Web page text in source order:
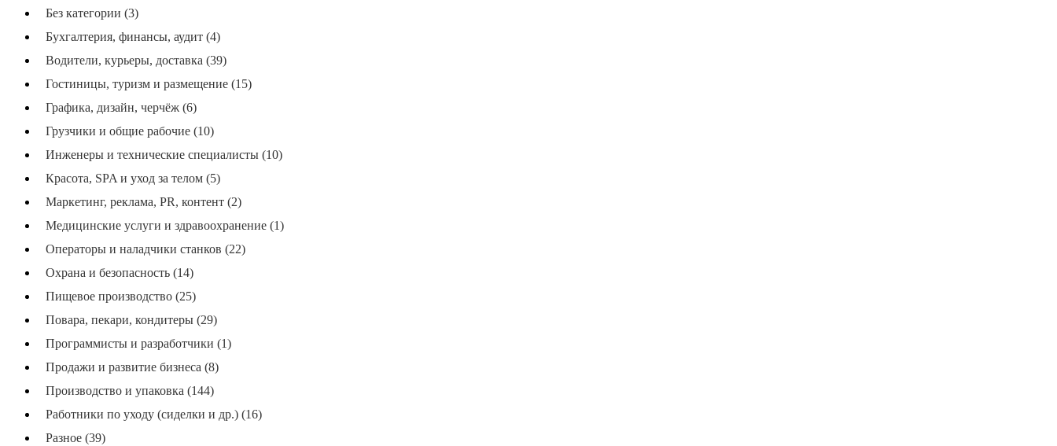
Без категории (3)
Бухгалтерия, финансы, аудит (4)
Водители, курьеры, доставка (39)
Гостиницы, туризм и размещение (15)
Графика, дизайн, черчёж (6)
Грузчики и общие рабочие (10)
Инженеры и технические специалисты (10)
Красота, SPA и уход за телом (5)
Маркетинг, реклама, PR, контент (2)
Медицинские услуги и здравоохранение (1)
Операторы и наладчики станков (22)
Охрана и безопасность (14)
Пищевое производство (25)
Повара, пекари, кондитеры (29)
Программисты и разработчики (1)
Продажи и развитие бизнеса (8)
Производство и упаковка (144)
Работники по уходу (сиделки и др.) (16)
Разное (39)